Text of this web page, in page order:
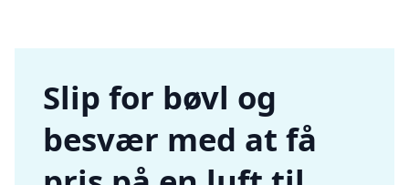
Slip for bøvl og
besvær med at få